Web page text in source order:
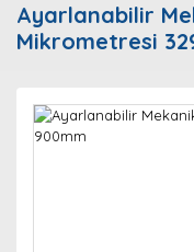
Ayarlanabilir
Mikrometresi